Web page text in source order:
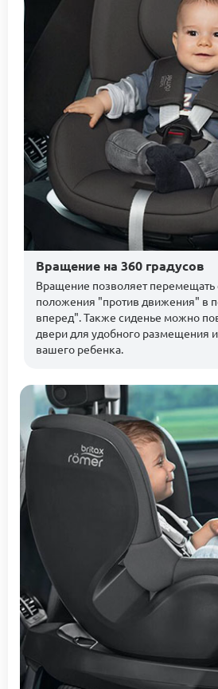
Вращение на 360 градусов
Вращение позволяет перемещать
положения "против движения" в
вперед". Также сиденье можно
двери для удобного размещения
вашего ребенка.